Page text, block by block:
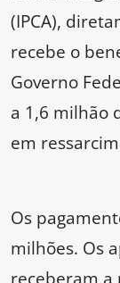
(IPCA),
recebe o
Governo
a 1,6 milhão
em
Os
milhões. Os